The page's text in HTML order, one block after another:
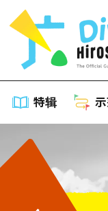
特辑
列
示范